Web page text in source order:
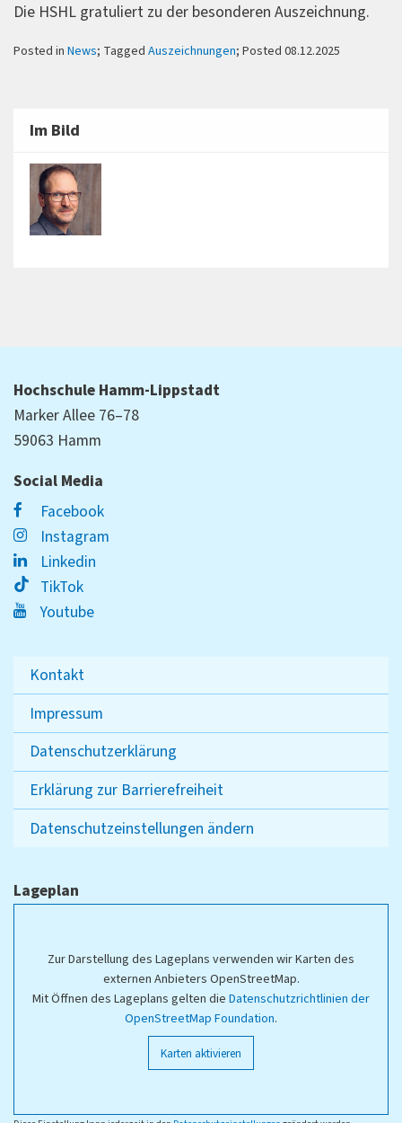
Die HSHL gratuliert zu der besonderen Auszeichnung.
Posted in News; Tagged Auszeichnungen; Posted 08.12.2025
Im Bild
Hochschule Hamm-Lippstadt
Marker Allee 76–78
59063 Hamm
Social Media
Facebook
Instagram
Linkedin
TikTok
Youtube
Kontakt
Impressum
Datenschutzerklärung
Erklärung zur Barrierefreiheit
Datenschutzeinstellungen ändern
Lageplan
Zur Darstellung des Lageplans verwenden wir Karten des
externen Anbieters OpenStreetMap.
Mit Öffnen des Lageplans gelten die Datenschutzrichtlinien der
OpenStreetMap Foundation.
Karten aktivieren